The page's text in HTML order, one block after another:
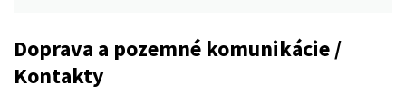
Doprava a pozemné komunikácie /
Kontakty